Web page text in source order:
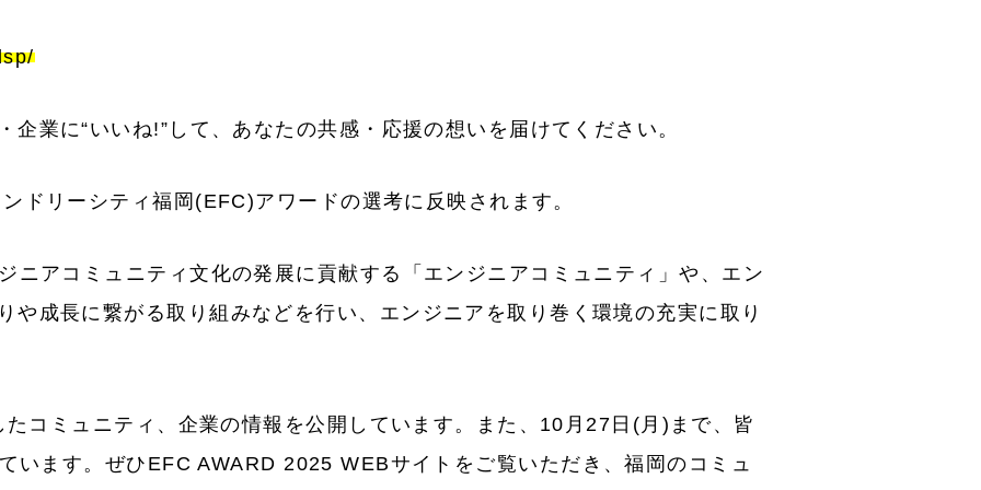
企業に“いいね!”して、あなたの共感・応援の想いを届けてください。
ドリーシティ福岡(EFC)アワードの選考に反映されます。
ニアコミュニティ文化の発展に貢献する「エンジニアコミュニティ」や、エン
や成長に繋がる取り組みなどを行い、エンジニアを取り巻く環境の充実に取り
コミュニティ、企業の情報を公開しています。また、10月27日(月)まで、皆
います。ぜひEFC AWARD 2025 WEBサイトをご覧いただき、福岡のコミュ